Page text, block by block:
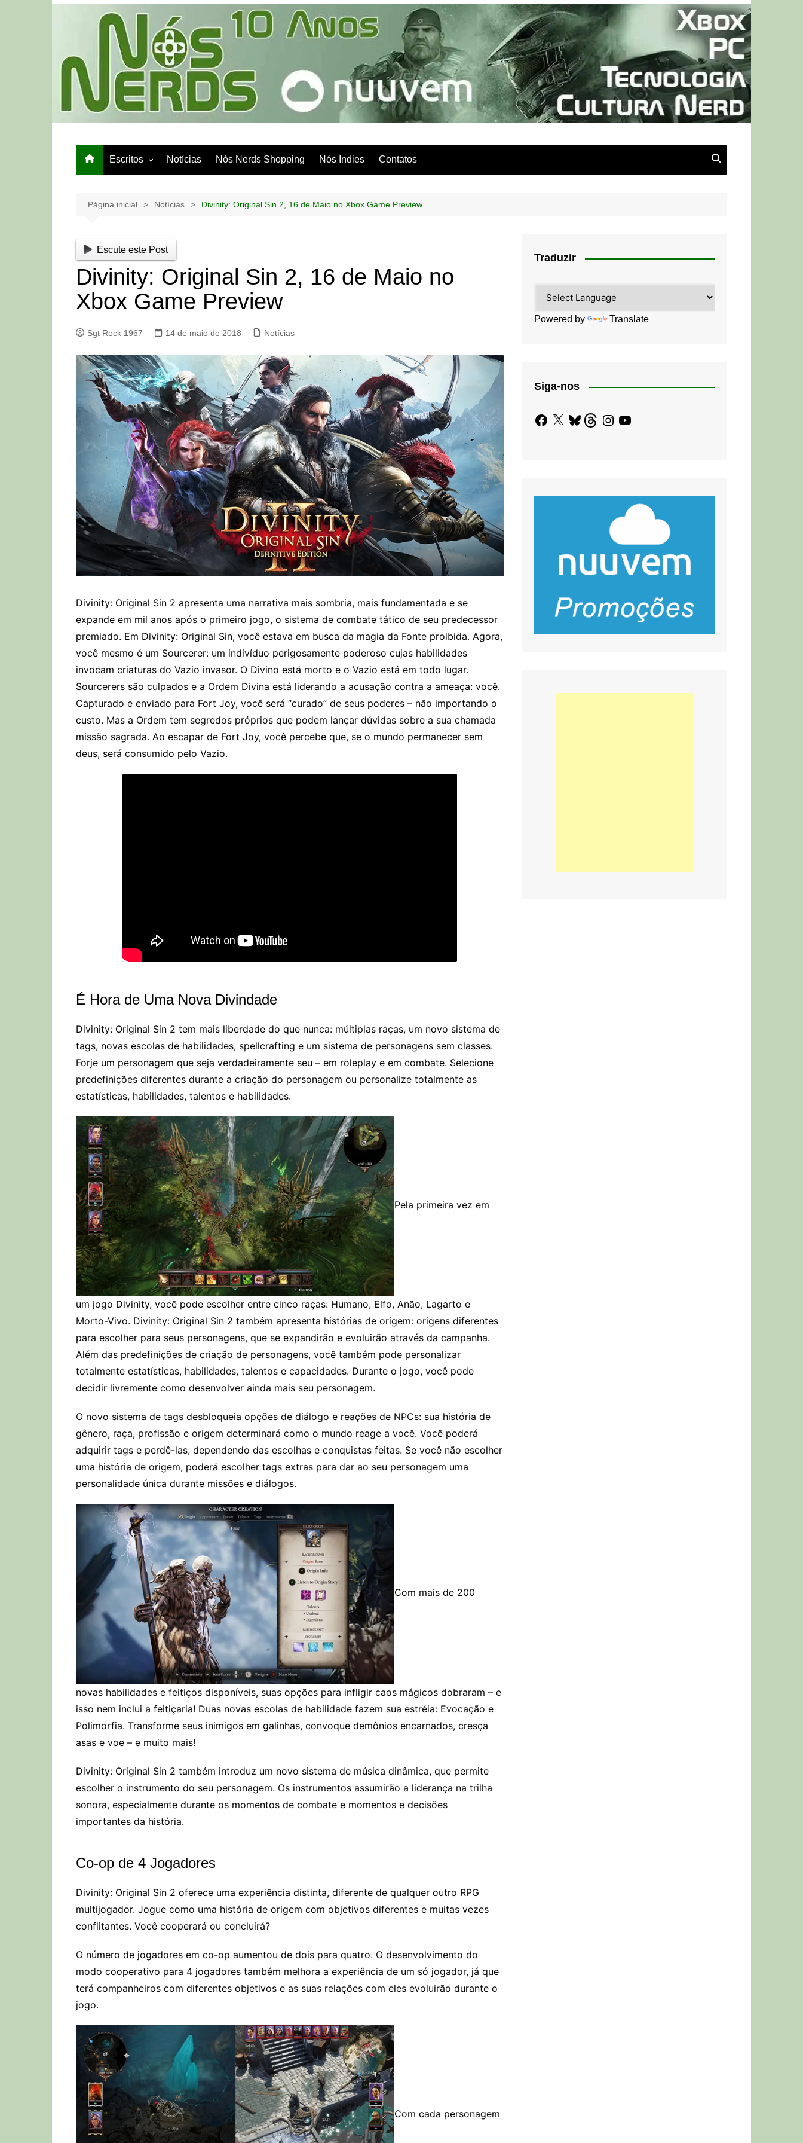
Escritos
Papo de Bar
Notícias Nós Nerds Shopping Nós Indies Contatos
Página inicial Notícias Divinity: Original Sin 2, 16 de Maio no Xbox Game Preview
Escute este Post
Divinity: Original Sin 2, 16 de Maio no
Xbox Game Preview
Sgt Rock 1967 14 de maio de 2018 Notícias
Divinity: Original Sin 2 apresenta uma narrativa mais sombria, mais fundamentada e se
expande em mil anos após o primeiro jogo, o sistema de combate tático de seu predecessor
premiado. Em Divinity: Original Sin, você estava em busca da magia da Fonte proibida. Agora,
você mesmo é um Sourcerer: um indivíduo perigosamente poderoso cujas habilidades
invocam criaturas do Vazio invasor. O Divino está morto e o Vazio está em todo lugar.
Sourcerers são culpados e a Ordem Divina está liderando a acusação contra a ameaça: você.
Capturado e enviado para Fort Joy, você será “curado” de seus poderes – não importando o
custo. Mas a Ordem tem segredos próprios que podem lançar dúvidas sobre a sua chamada
missão sagrada. Ao escapar de Fort Joy, você percebe que, se o mundo permanecer sem
deus, será consumido pelo Vazio.
É Hora de Uma Nova Divindade
Divinity: Original Sin 2 tem mais liberdade do que nunca: múltiplas raças, um novo sistema de
tags, novas escolas de habilidades, spellcrafting e um sistema de personagens sem classes.
Forje um personagem que seja verdadeiramente seu – em roleplay e em combate. Selecione
predefinições diferentes durante a criação do personagem ou personalize totalmente as
estatísticas, habilidades, talentos e habilidades.
Pela primeira vez em
um jogo Divinity, você pode escolher entre cinco raças: Humano, Elfo, Anão, Lagarto e
Morto-Vivo. Divinity: Original Sin 2 também apresenta histórias de origem: origens diferentes
para escolher para seus personagens, que se expandirão e evoluirão através da campanha.
Além das predefinições de criação de personagens, você também pode personalizar
totalmente estatísticas, habilidades, talentos e capacidades. Durante o jogo, você pode
decidir livremente como desenvolver ainda mais seu personagem.
O novo sistema de tags desbloqueia opções de diálogo e reações de NPCs: sua história de
gênero, raça, profissão e origem determinará como o mundo reage a você. Você poderá
adquirir tags e perdê-las, dependendo das escolhas e conquistas feitas. Se você não escolher
uma história de origem, poderá escolher tags extras para dar ao seu personagem uma
personalidade única durante missões e diálogos.
Com mais de 200
novas habilidades e feitiços disponíveis, suas opções para infligir caos mágicos dobraram – e
isso nem inclui a feitiçaria! Duas novas escolas de habilidade fazem sua estréia: Evocação e
Polimorfia. Transforme seus inimigos em galinhas, convoque demônios encarnados, cresça
asas e voe – e muito mais!
Divinity: Original Sin 2 também introduz um novo sistema de música dinâmica, que permite
escolher o instrumento do seu personagem. Os instrumentos assumirão a liderança na trilha
sonora, especialmente durante os momentos de combate e momentos e decisões
importantes da história.
Co-op de 4 Jogadores
Divinity: Original Sin 2 oferece uma experiência distinta, diferente de qualquer outro RPG
multijogador. Jogue como uma história de origem com objetivos diferentes e muitas vezes
conflitantes. Você cooperará ou concluirá?
O número de jogadores em co-op aumentou de dois para quatro. O desenvolvimento do
modo cooperativo para 4 jogadores também melhora a experiência de um só jogador, já que
terá companheiros com diferentes objetivos e as suas relações com eles evoluirão durante o
jogo.
Com cada personagem
Traduzir
Powered by Translate
Siga-nos
Facebook
X BlueskyThreadsInstagram
YouTube